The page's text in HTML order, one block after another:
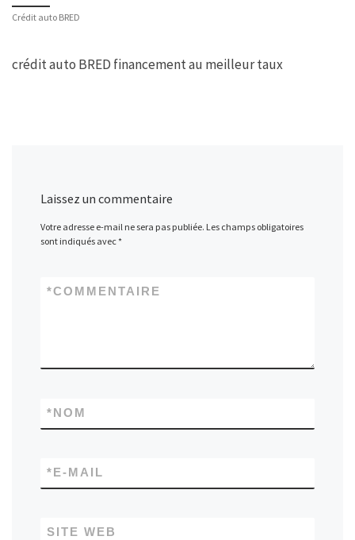
Crédit auto BRED
crédit auto BRED financement au meilleur taux
Laissez un commentaire
Votre adresse e-mail ne sera pas publiée. Les champs obligatoires
sont indiqués avec*
COMMENTAIRE
*
NOM
*
E-MAIL
*
SITE WEB